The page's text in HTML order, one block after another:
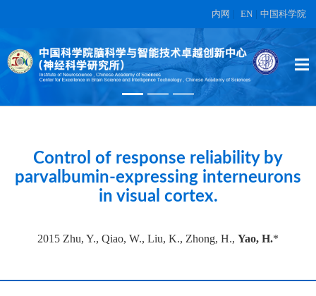
内网 EN 中国科学院
High-dimensional topographic
organization of visual features in the
primate temporal lobe.
在另外数据表中
Control of response reliability by
parvalbumin-expressing interneurons
in visual cortex.
2015 Zhu, Y., Qiao, W., Liu, K., Zhong, H., Yao, H.*